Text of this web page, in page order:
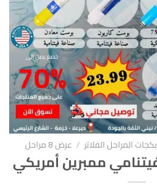
بكجات المراحل الفلاتر / عرض 8 مراحل